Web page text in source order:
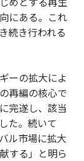
にある。これ
続き行われる
ーの拡大によ
再編の核心で
完遂し、該当
た。続いて
ル市場に拡大
する」と明ら